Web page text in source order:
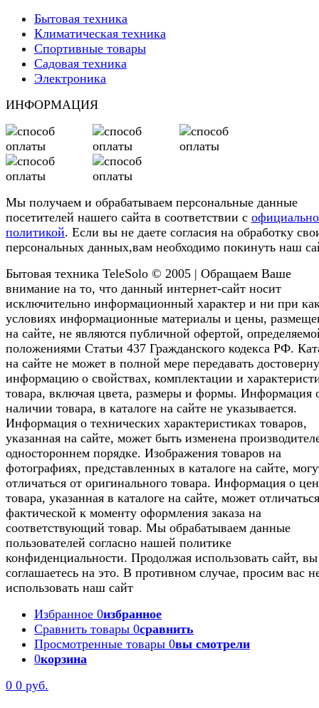
Бытовая техника
Климатическая техника
Спортивные товары
Садовая техника
Электроника
ИНФОРМАЦИЯ
Мы получаем и обрабатываем персональные данные
посетителей нашего сайта в соответствии с
политикой. Если вы не даете согласия на обработку
персональных данных,вам необходимо покинуть наш
Бытовая техника TeleSolo © 2005 | Обращаем Ваше
внимание на то, что данный интернет-сайт носит
исключительно информационный характер и ни при
условиях информационные материалы и цены,
на сайте, не являются публичной офертой,
положениями Статьи 437 Гражданского кодекса РФ.
на сайте не может в полной мере передавать
информацию о свойствах, комплектации и
товара, включая цвета, размеры и формы. Информация
наличии товара, в каталоге на сайте не указывается.
Информация о технических характеристиках товаров,
указанная на сайте, может быть изменена
одностороннем порядке. Изображения товаров на
фотографиях, представленных в каталоге на сайте,
отличаться от оригинального товара. Информация о
товара, указанная в каталоге на сайте, может
фактической к моменту оформления заказа на
соответствующий товар. Мы обрабатываем данные
пользователей согласно нашей политике
конфиденциальности. Продолжая использовать сайт, вы
соглашаетесь на это. В противном случае, просим вас
использовать наш сайт
Избранное 0избранное
Сравнить товары 0сравнить
Просмотренные товары 0вы смотрели
0корзина
0 0 руб.